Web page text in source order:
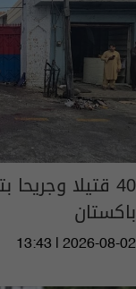
40 قتيلا
باكستان
13:43 | 2026-08-02